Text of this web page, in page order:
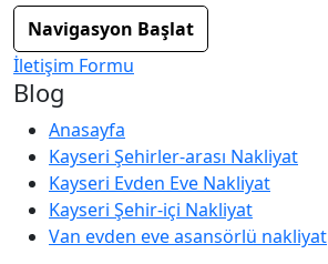
Navigasyon Başlat
İletişim Formu
Blog
Anasayfa
Kayseri Şehirler-arası Nakliyat
Kayseri Evden Eve Nakliyat
Kayseri Şehir-içi Nakliyat
Van evden eve asansörlü nakliyat